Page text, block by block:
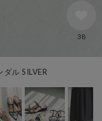
ル SILVER
38